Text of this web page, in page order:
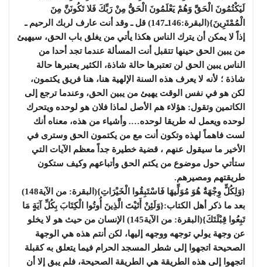
لَيَكْتُمُونَ الْحَقَّ وَهُمْ يَعْلَمُونَ الْحَقُّ مِنْ رَبِّكَ فَلا تَكُونَنَّ مِنَ
الْمُمْتَرِينَ}(البقرة:146ـ147) قل ـ وقد أنت عارف لربك الرحيم ـ
إذاً لا يمكن أن يترك الناس هكذا يأتي من يغلق باب الحق، سيهيئ
من يبين الحق حينها تتقبل أنت المسألة عندما تجد أحدا من
الناس يبين الحق لن تعتبرها حالة شاذة، الكثير يعتبرها حالة
شاذة ؛ لأنه لا يعرف هذه السنة الإلهية هنا، هنا فريق يكتمون،
لكن هو في نفس الوقت يهيئ من يبين الحق، وعندما ترجع إلى
الكاتمين وتقول: هؤلاء هم الأصل لماذا فلان هو لوحده ويتحرك
لوحده ويعمل له طريقا لوحده…. وأشياء من هذه، معناه أنك
لست فاهماً لهذه وتكون أنت مع من يكتمون الحق وسترى في
الأخير ما سيقول عنهم ، قضية خطيرة جداً معظم الآيات التي
ستأتي حول موضوع من يكتم الحق وأتباعهم وكيف ستكون
طريقتهم ومصيرهم.
{وَلِكُلٍّ وِجْهَةٌ هُوَ مُوَلِّيهَا فَاسْتَبِقُوا الْخَيْرَاتِ}(البقرة: من الآية148)
بعد ما ذكر أهل الكتاب:{وَلَئِنْ أَتَيْتَ الَّذِينَ أُوتُوا الْكِتَابَ بِكُلِّ آيَةٍ مَا
تَبِعُوا قِبْلَتَكَ}(البقرة: من الآية145) الإنسان من حيث هو لا يخلو
عن وجهة يولي توجهه ووجهه إليها، لكن أنتم هذه هي الوجهة
الصحيحة اتجهوا إلى شطر المسجد الحرام فيما يتعلق به كقبلة
اتجهوا إلى هذه الطريقة هي الطريقة الصحيحة، فلم يبق إلا أن